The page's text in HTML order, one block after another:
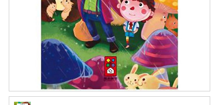
海外購物免煩惱！點我查看『海外購物流程說明』